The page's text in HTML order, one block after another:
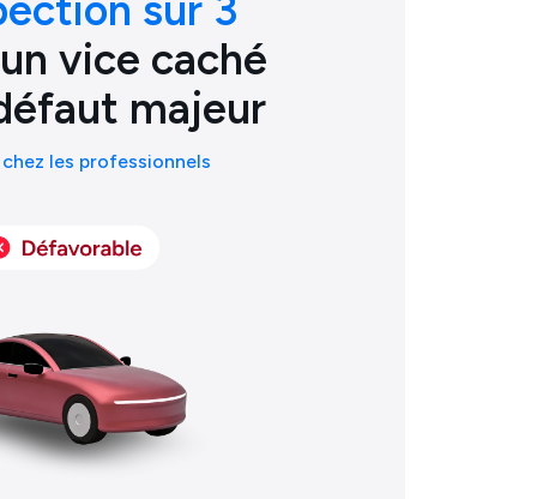
vice caché
majeur
chez les professionnels